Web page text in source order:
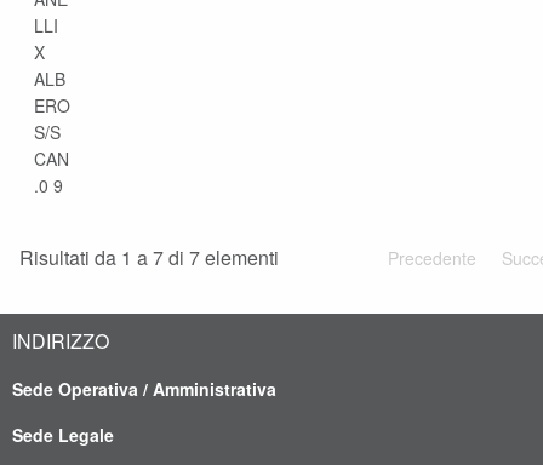
LLI
X
ALB
ERO
S/S
CAN
.0 9
Risultati da 1 a 7 di 7 elementi Precedente
INDIRIZZO
Sede Operativa / Amministrativa
Sede Legale